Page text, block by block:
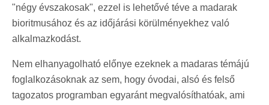
"négy évszakosak", ezzel is lehetővé téve a madarak
bioritmusához és az időjárási körülményekhez való
alkalmazkodást.
Nem elhanyagolható előnye ezeknek a madaras témájú
foglalkozásoknak az sem, hogy óvodai, alsó és felső
tagozatos programban egyaránt megvalósíthatóak, ami